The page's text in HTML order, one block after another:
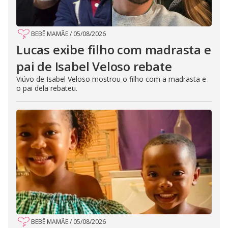
BEBÊ MAMÃE/ 05/08/2026
Lucas exibe filho com madrasta e
pai de Isabel Veloso rebate
Viúvo de Isabel Veloso mostrou o filho com a madrasta e
o pai dela rebateu.
BEBÊ MAMÃE/ 05/08/2026